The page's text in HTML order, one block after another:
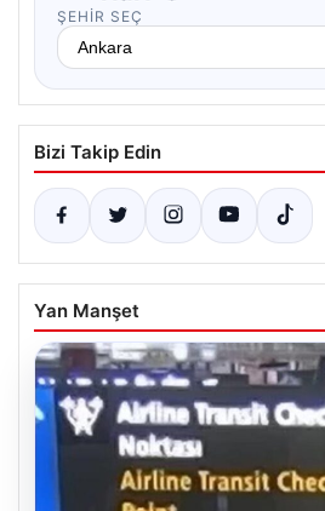
ŞEHIR SEÇ
Bizi Takip Edin
Yan Manşet